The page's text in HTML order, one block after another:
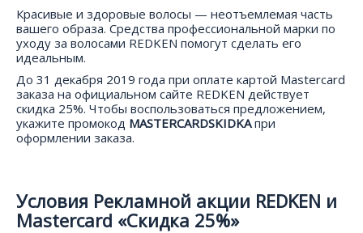
Красивые и здоровые волосы — неотъемлемая часть
вашего образа. Средства профессиональной марки по
уходу за волосами REDKEN помогут сделать его
идеальным.
До 31 декабря 2019 года при оплате картой Mastercard
заказа на официальном сайте REDKEN действует
скидка 25%. Чтобы воспользоваться предложением,
укажите промокод MASTERCARDSKIDKAпри
оформлении заказа.
Условия Рекламной акции REDKEN и
Mastercard «Скидка 25%»